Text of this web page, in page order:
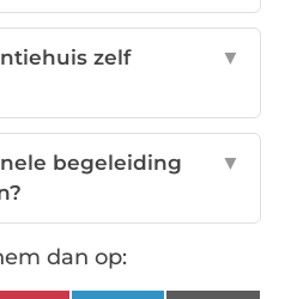
zelf
▼
begeleiding
▼
dan op: